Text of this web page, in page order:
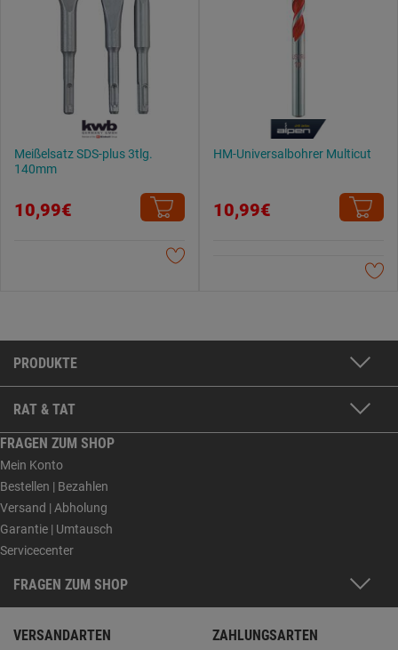
Meißelsatz SDS-plus 3tlg.
140mm
10,99€
HM-Universalbohrer Multicut
10,99€
PRODUKTE
RAT & TAT
FRAGEN ZUM SHOP
Mein Konto
Bestellen | Bezahlen
Versand | Abholung
Garantie | Umtausch
Servicecenter
FRAGEN ZUM SHOP
VERSANDARTEN ZAHLUNGSARTEN